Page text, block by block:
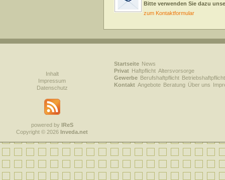
Bitte verwenden Sie dazu
zum Kontaktformular
Inhalt
Impressum
Datenschutz
powered by IReS
Copyright © 2026 Inveda.net
Startseite News
Privat Haftpflicht Altersvorsorge
Gewerbe Berufshaftpflicht Betriebshaftpflicht
Kontakt Angebote Beratung Über uns